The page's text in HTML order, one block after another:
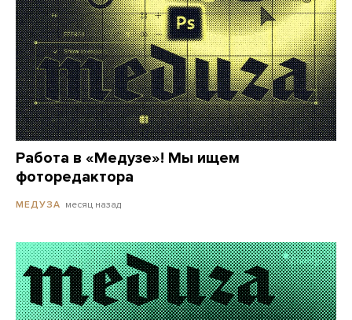
Работа в «Медузе»! Мы ищем
фоторедактора
МЕДУЗА месяц назад